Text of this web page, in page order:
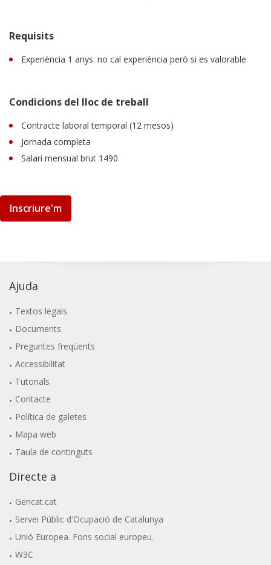
Requisits
Experiència 1 anys. no cal experiència però si es valorable
Condicions del lloc de treball
Contracte laboral temporal (12 mesos)
Jornada completa
Salari mensual brut 1490
Inscriure'm
Ajuda
Textos legals
Documents
Preguntes freqüents
Accessibilitat
Tutorials
Contacte
Política de galetes
Mapa web
Taula de continguts
Directe a
Gencat.cat
Servei Públic d'Ocupació de Catalunya
Unió Europea. Fons social europeu.
W3C